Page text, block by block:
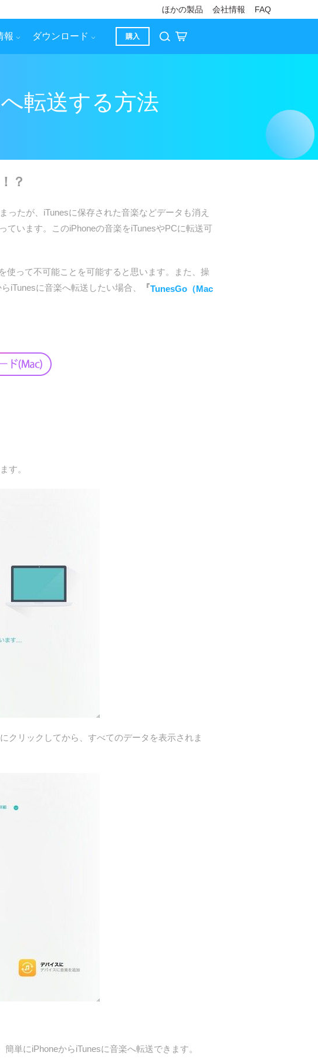
ほかの製品 会社情報 FAQ
報 ダウンロード 購入
転送する方法
？
たが、iTunesに保存された音楽などデータも消え
ています。このiPhoneの音楽をiTunesやPCに転送可
使って不可能ことを可能すると思います。また、操
iTunesに音楽へ転送したい場合、
『TunesGo（Mac
す。
クリックしてから、すべてのデータを表示されま
単にiPhoneからiTunesに音楽へ転送できます。